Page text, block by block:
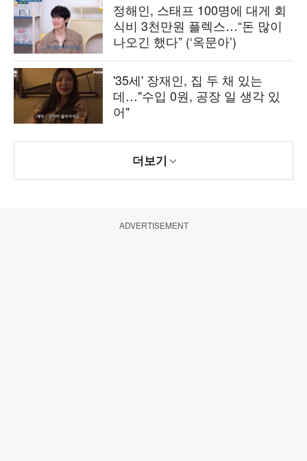
정해인, 스태프 100명에 대게 회
식비 3천만원 플렉스…“돈 많이
나오긴 했다” (‘옥문아’)
'35세' 장재인, 집 두 채 있는
데…"수입 0원, 공장 일 생각 있
어"
더보기
ADVERTISEMENT